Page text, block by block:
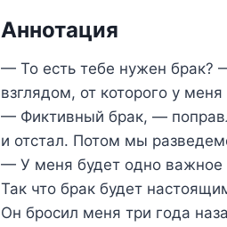
Аннотация
— То есть тебе нужен брак?
взглядом, от которого у
— Фиктивный брак, —
и отстал. Потом мы
— У меня будет одно важное
Так что брак будет
Он бросил меня три года